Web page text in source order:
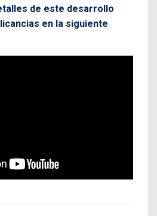
de este desarrollo
en la siguiente